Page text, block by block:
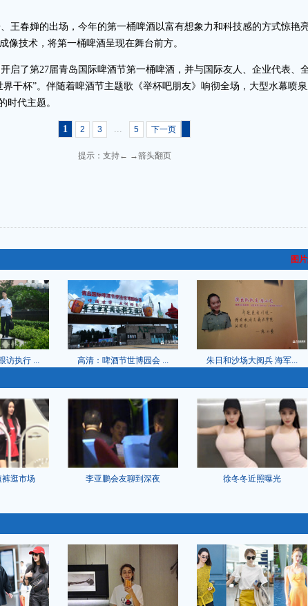
王春婵的出场，今年的第一桶啤酒以富有想象力和科技感的方式惊
像技术，将第一桶啤酒呈现在舞台前方。
了第27届青岛国际啤酒节第一桶啤酒，并与国际友人、企业代表、
干杯”。伴随着啤酒节主题歌《举杯吧朋友》响彻全场，大型水幕喷
时代主题。
1 2 3 ... 5 下一页
提示：支持← →箭头翻页
图
访执行 ... 高清：啤酒节世博园会 ... 朱日和沙场大阅兵 海军...
逛市场 李亚鹏会友聊到深夜 徐冬冬近照曝光